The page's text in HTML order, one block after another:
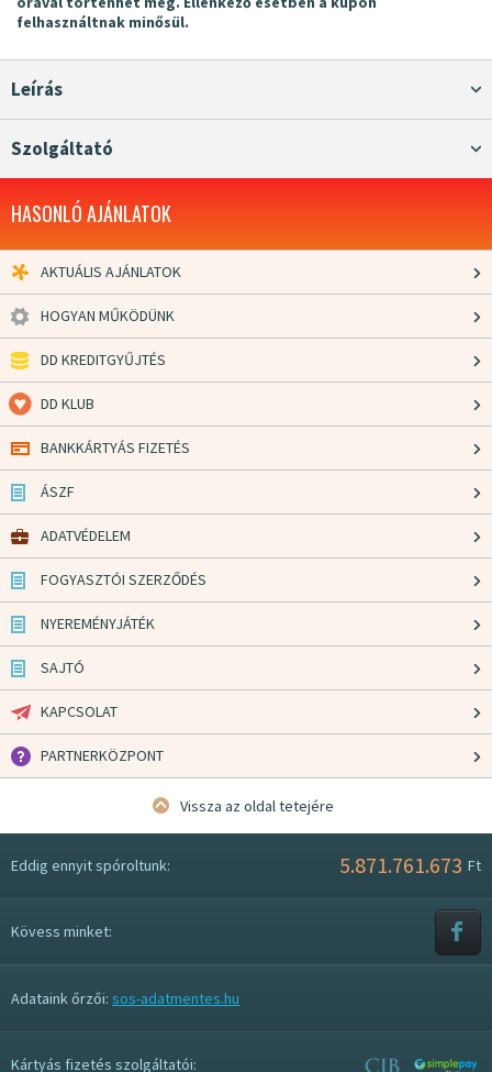
felhasználtnak minősül.
Leírás
Szolgáltató
HASONLÓ AJÁNLATOK
AKTUÁLIS AJÁNLATOK
HOGYAN MŰKÖDÜNK
DD KREDITGYŰJTÉS
DD KLUB
BANKKÁRTYÁS FIZETÉS
ÁSZF
ADATVÉDELEM
FOGYASZTÓI SZERZŐDÉS
NYEREMÉNYJÁTÉK
SAJTÓ
KAPCSOLAT
PARTNERKÖZPONT
Vissza az oldal tetejére
Eddig ennyit spóroltunk: 5.871.761.673 Ft
Kövess minket:
Adataink őrzői: sos-adatmentes.hu
Kártyás fizetés szolgáltatói: